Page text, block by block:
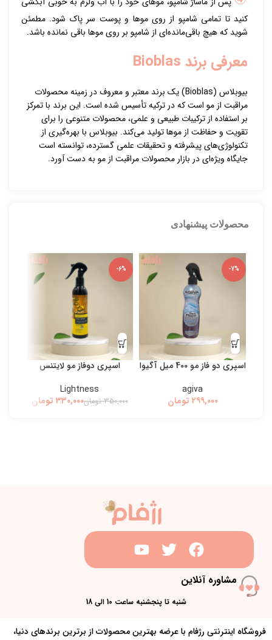
کنید تا تمامی شامپو از روی موها و پوست سر پاک شود. مطمئن
شوید که هیچ باقی‌مانده‌ای از شامپو بر روی موها باقی نمانده باشد.
معرفی برند Bioblas
بیوبلاس (Bioblas) یک برند معتبر و معروف در زمینه محصولات
مراقبت از مو است که در ترکیه تأسیس شده است. این برند با تمرکز
بر استفاده از ترکیبات طبیعی و علمی، محصولات متنوعی را برای
تقویت و حفاظت از موها تولید می‌کند. بیوبلاس با بهره‌گیری از
تکنولوژی‌های پیشرفته و تحقیقات علمی گسترده، توانسته است
جایگاه ویژه‌ای در بازار محصولات مراقبت از مو به دست آورد.
محصولات پیشنهادی
-7%
اسپری دو فاز مو 400 میل آگیوا
agiva
تومان
-6%
اسپری دوفاز مو لایتنس
Lightness
۳۵۰,۰۰۰ تومان۳۳۰,۰۰۰ تومان
مشاوره آنلاین
شنبه تا پنجشنبه ساعت 10 الی 18
فروشگاه اینترنتی رژفام با عرضه بهترین محصولات از برترین برندهای دنیا،